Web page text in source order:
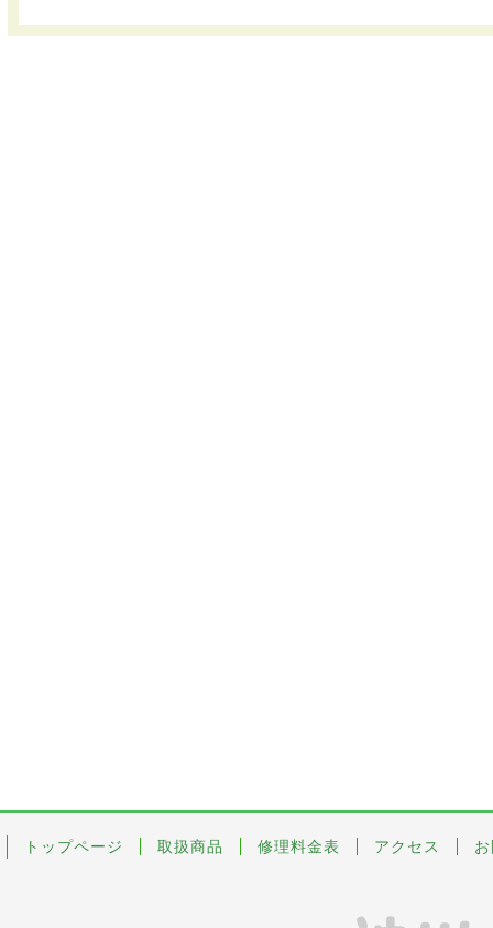
トップページ 取扱商品 修理料金表 アクセス